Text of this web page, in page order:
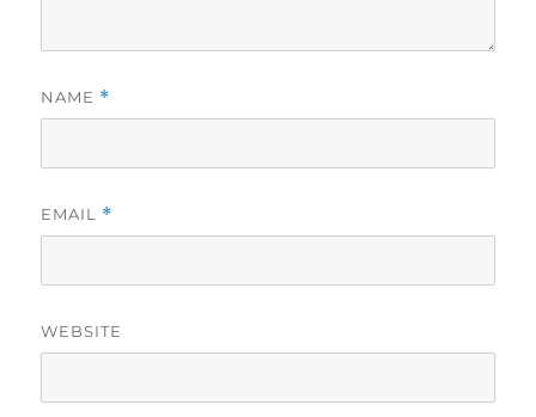
NAME *
EMAIL *
WEBSITE